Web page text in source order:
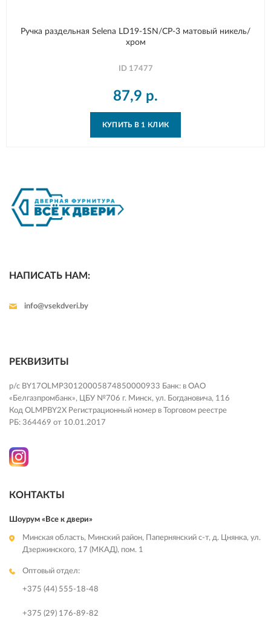
Ручка раздельная Selena LD19-1SN/CP-3 матовый никель/
хром
ID 17477
87,9 р.
КУПИТЬ В 1 КЛИК
НАПИСАТЬ НАМ:
info@vsekdveri.by
РЕКВИЗИТЫ
р/с BY17OLMP30120005874850000933 Банк: в ОАО
«Белгазпромбанк», ЦБУ №706 г. Минск, ул. Богдановича, 116
Код OLMPBY2X Регистрационный номер в Торговом реестре
РБ: 364469 от 10.01.2017
КОНТАКТЫ
Шоурум «Все к двери»
Минская область, Минский район, Папернянский с-т, д. Цнянка, ул.
Дзержинского, 17 (МКАД), пом. 1
Оптовый отдел:
+375 (44) 555-18-48
+375 (29) 176-89-82